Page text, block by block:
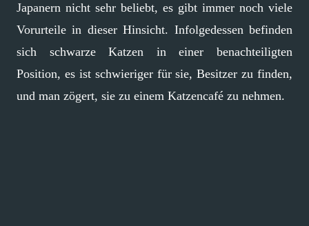
Japanern nicht sehr beliebt, es gibt immer noch viele
Vorurteile in dieser Hinsicht. Infolgedessen befinden
sich schwarze Katzen in einer benachteiligten
Position, es ist schwieriger für sie, Besitzer zu finden,
und man zögert, sie zu einem Katzencafé zu nehmen.